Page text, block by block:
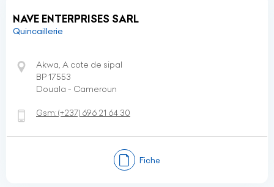
NAVE ENTERPRISES SARL
Quincaillerie
Akwa, A cote de sipal
BP 17553
Douala - Cameroun
Gsm:(+237) 696 21 64 30
Fiche